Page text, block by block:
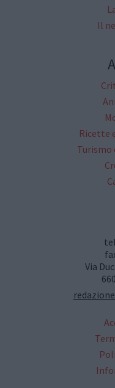
Il
Ricette
Turismo
Via